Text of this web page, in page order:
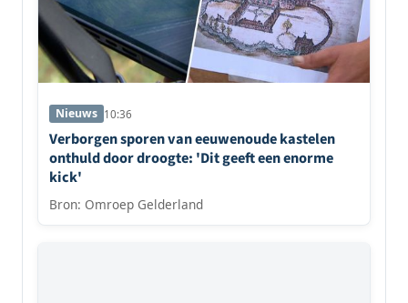
Nieuws 10:36
Verborgen sporen van eeuwenoude kastelen
onthuld door droogte: 'Dit geeft een enorme
kick'
Bron: Omroep Gelderland